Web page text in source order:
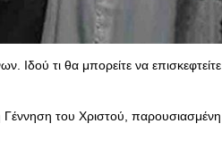
Ιδού τι θα μπορείτε να επισκεφτείτε
του Χριστού, παρουσιασμένη